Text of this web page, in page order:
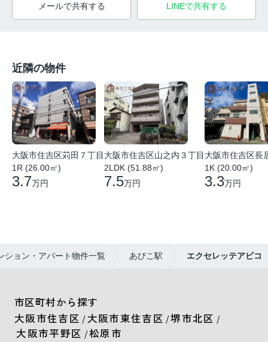
メールで共有する LINEで共有する
近隣の物件
大阪市住吉区苅田７丁目
1R (26.00㎡)
3.7万円
大阪市住吉区山之内３丁目
2LDK (51.88㎡)
7.5万円
大阪市住吉区長
1K (20.00㎡)
3.3万円
ション・アパート物件一覧 あびこ駅 エクセレッテアビコ
市区町村から探す
大阪市住吉区 / 大阪市東住吉区 /堺市北区 /
大阪市平野区 /松原市